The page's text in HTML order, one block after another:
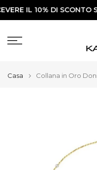
Vai
al
10% DI SCONTO SUL
Casa Collana in Oro